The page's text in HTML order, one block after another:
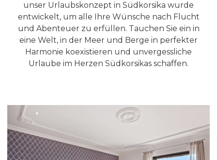
unser Urlaubskonzept in Südkorsika wurde
entwickelt, um alle Ihre Wünsche nach Flucht
und Abenteuer zu erfüllen. Tauchen Sie ein in
eine Welt, in der Meer und Berge in perfekter
Harmonie koexistieren und unvergessliche
Urlaube im Herzen Südkorsikas schaffen.